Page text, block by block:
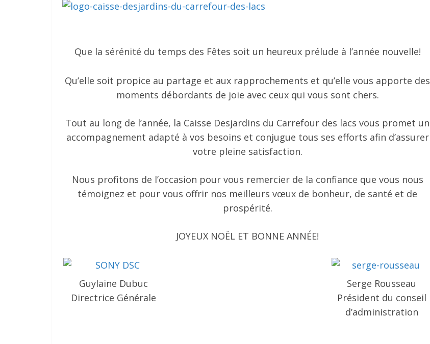
Que la sérénité du temps des Fêtes soit un heureux prélude à l’année nouvelle!
Qu’elle soit propice au partage et aux rapprochements et qu’elle vous apporte des
moments débordants de joie avec ceux qui vous sont chers.
Tout au long de l’année, la Caisse Desjardins du Carrefour des lacs vous promet un
accompagnement adapté à vos besoins et conjugue tous ses efforts afin d’assurer
votre pleine satisfaction.
Nous profitons de l’occasion pour vous remercier de la confiance que vous nous
témoignez et pour vous offrir nos meilleurs vœux de bonheur, de santé et de
prospérité.
JOYEUX NOËL ET BONNE ANNÉE!
Guylaine Dubuc
Directrice Générale
Serge Rousseau
Président du conseil
d’administration